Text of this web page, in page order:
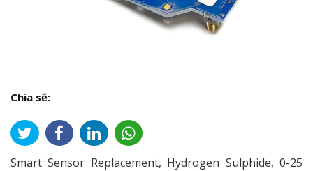
Chia sẽ:
Smart Sensor Replacement, Hydrogen Sulphide, 0-25